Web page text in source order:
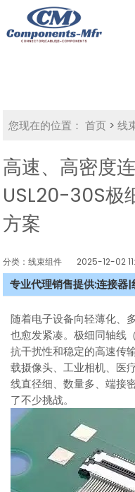
您现在的位置： 首页 >线
高速、高密度
USL20-30S极
方案
分类：线束组件 2025-12-02
专业代理销售提供:连接器
随着电子设备向轻薄化、
也愈发紧凑。极细同轴
抗干扰性和稳定的高速传
载摄像头、工业相机、医
线直径细、数量多、端接
了不少挑战。